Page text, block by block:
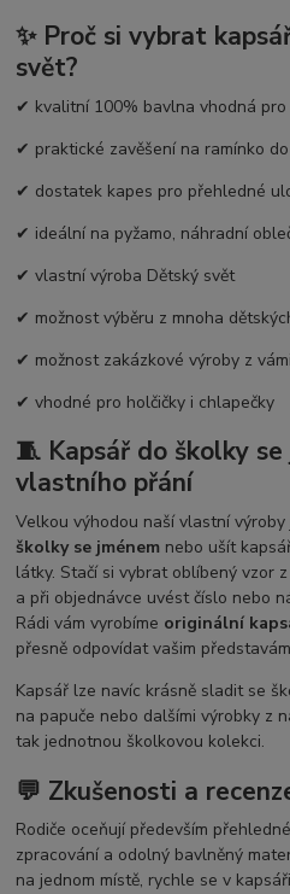
✨ Proč si vybrat
svět?
✔ kvalitní 100% bavlna vhodná pro
✔ praktické zavěšení na ramínko
✔ dostatek kapes pro přehledné
✔ ideální na pyžamo, náhradní
✔ vlastní výroba Dětský svět
✔ možnost výběru z mnoha
✔ možnost zakázkové výroby z
✔ vhodné pro holčičky i chlapečky
🧵 Kapsář do školky
vlastního přání
Velkou výhodou naší vlastní
školky se jménem nebo ušít
látky. Stačí si vybrat oblíbený vzor
a při objednávce uvést číslo nebo
Rádi vám vyrobíme originální
přesně odpovídat vašim
Kapsář lze navíc krásně sladit se
na papuče nebo dalšími výrobky z
tak jednotnou školkovou kolekci.
💬 Zkušenosti a
Rodiče oceňují především
zpracování a odolný bavlněný
na jednom místě, rychle se v